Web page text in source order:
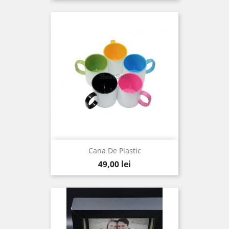
Cana De Plastic
Pret
49,00 lei